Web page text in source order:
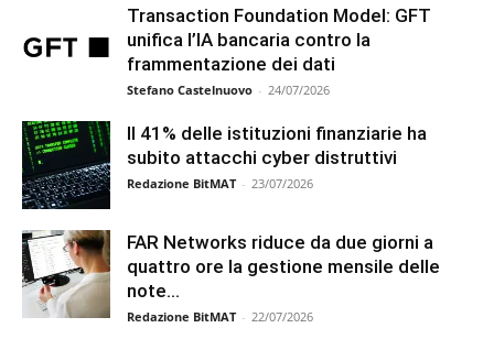
Transaction Foundation Model: GFT
unifica l’IA bancaria contro la
frammentazione dei dati
Stefano Castelnuovo - 24/07/2026
Il 41% delle istituzioni finanziarie ha
subito attacchi cyber distruttivi
Redazione BitMAT - 23/07/2026
FAR Networks riduce da due giorni a
quattro ore la gestione mensile delle
note...
Redazione BitMAT - 22/07/2026